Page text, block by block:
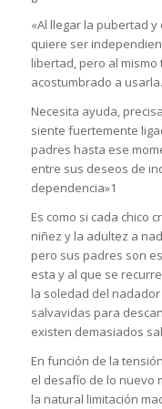
«Al llegar la pubertad
quiere ser
libertad, pero al
acostumbrado a usarla.
Necesita ayuda,
siente fuertemente
padres hasta ese
entre sus deseos de
dependencia»1
Es como si cada chico
niñez y la adultez a
pero sus padres son
esta y al que se
la soledad del
salvavidas para
existen demasiados
En función de la
el desafío de lo nuevo
la natural limitación